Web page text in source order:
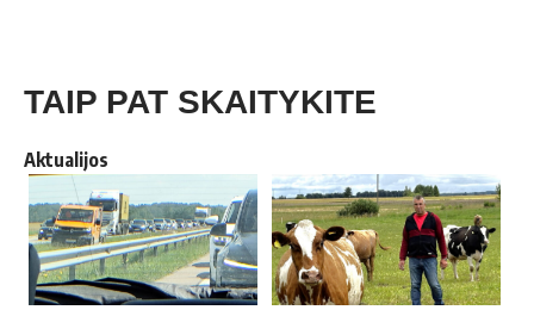
TAIP PAT SKAITYKITE
Aktualijos